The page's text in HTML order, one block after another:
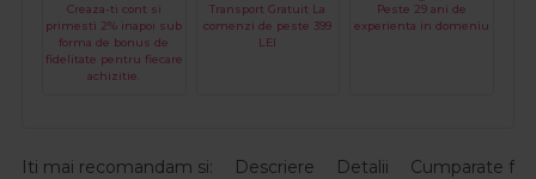
Creaza-ti cont si
primesti 2% inapoi sub
forma de bonus de
fidelitate pentru fiecare
achizitie.
Transport Gratuit La
comenzi de peste 399
LEI
Peste 29 ani de
experienta in domeniu
Iti mai recomandam si: Descriere Detalii Cumparate